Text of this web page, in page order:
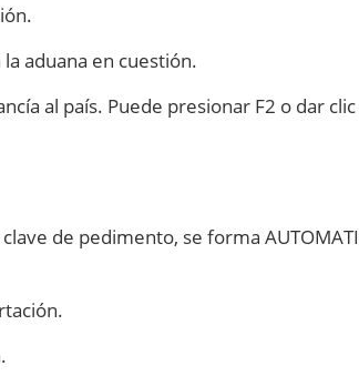
aduana en cuestión.
al país. Puede presionar F2 o dar
de pedimento, se forma